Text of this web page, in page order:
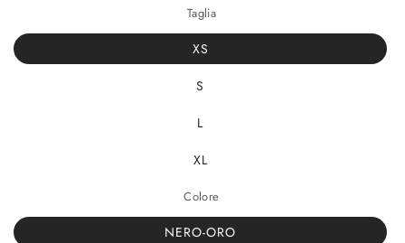
Taglia
XS
S
L
XL
Colore
NERO-ORO